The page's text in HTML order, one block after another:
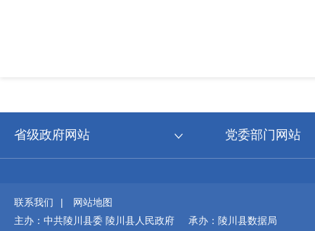
省级政府网站 党委部门网站
联系我们 |
网站地图
主办：中共陵川县委 陵川县人民政府 承办：陵川县数据局